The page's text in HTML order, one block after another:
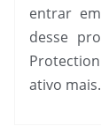
entrar
desse
ativo